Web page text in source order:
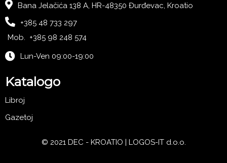
Bana Jelačića 138 A, HR-48350 Đurđevac, Kroatio
+385 48 733 297
Mob. +385 98 248 574
Lun-Ven 09:00-19:00
Katalogo
Libroj
Gazetoj
© 2021 DEC - KROATIO | LOGOS-IT d.o.o.